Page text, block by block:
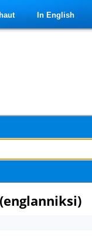
In English